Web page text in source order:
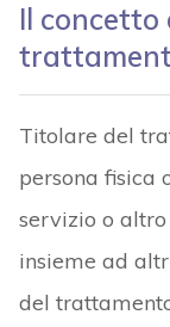
Il
Titolare del
persona fisica
servizio o
insieme ad
del